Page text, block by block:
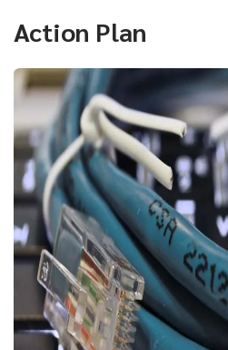
Action Plan